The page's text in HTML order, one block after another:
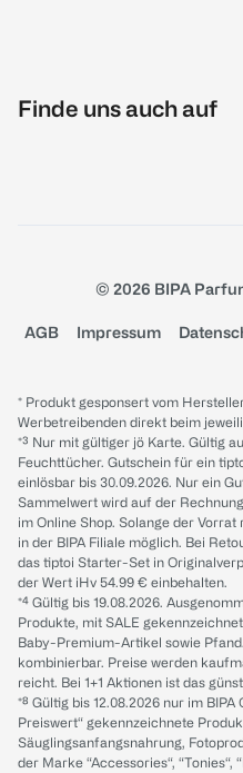
Finde uns auch auf
© 2026 BIPA
AGB Impressum
* Produkt gesponsert vom
Werbetreibenden direkt beim
*³ Nur mit gültiger jö Karte. Gültig
Feuchttücher. Gutschein für ein
einlösbar bis 30.09.2026. Nur ein
Sammelwert wird auf der
im Online Shop. Solange der
in der BIPA Filiale möglich. Bei
das tiptoi Starter-Set in
der Wert iHv 54.99 € einbehalten.
*⁴ Gültig bis 19.08.2026.
Produkte, mit SALE
Baby-Premium-Artikel sowie
kombinierbar. Preise werden
reicht. Bei 1+1 Aktionen ist das
*⁸ Gültig bis 12.08.2026 nur im
Preiswert“ gekennzeichnete
Säuglingsanfangsnahrung,
der Marke “Accessories“, “Tonies“,